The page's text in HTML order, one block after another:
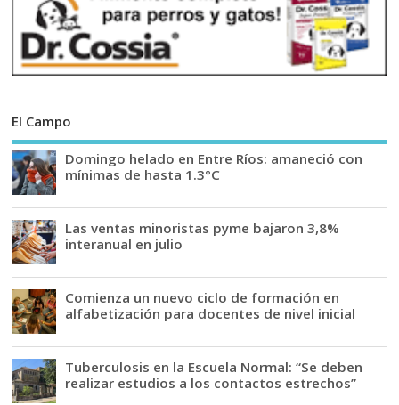
El Campo
Domingo helado en Entre Ríos: amaneció con
mínimas de hasta 1.3°C
Las ventas minoristas pyme bajaron 3,8%
interanual en julio
Comienza un nuevo ciclo de formación en
alfabetización para docentes de nivel inicial
Tuberculosis en la Escuela Normal: “Se deben
realizar estudios a los contactos estrechos”